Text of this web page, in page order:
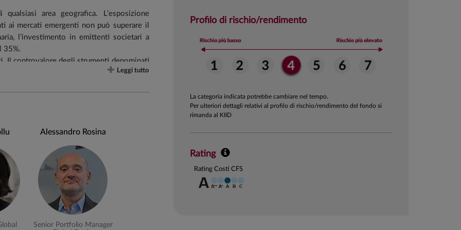
Profilo di rischio/rendimento
La categoria indicata potrebbe cambiare nel tempo.
Per ulteriori dettagli relativi al profilo di rischio/rendimento del fondo si
rimanda al KIID
Rating
Rating Costi CFS
area geografica. L’esposizione
ai mercati emergenti non può superare il
l’investimento in emittenti societari a
35%.
Il controvalore degli strumenti denominati
valore complessivo netto del fondo. La
(c.d. “Environmental, Social and
in strumenti finanziari di emittenti che
e di altri prodotti contenenti tabacco, nel
della gestione di casinò e case da
sulla base dell’attività commerciale
inoltre, tendenzialmente escluse società
commercializzazione di carbone termico,
Leggi tutto
Alessandro Rosina
Senior Portfolio Manager